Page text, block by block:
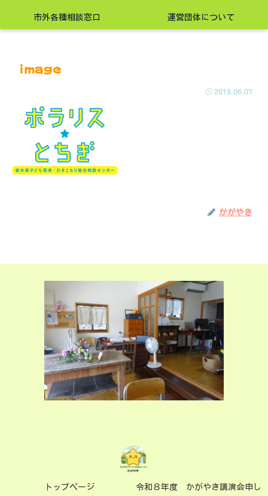
市外各種相談窓口 運営団体について
image
2019.06.07
かがやき
トップページ 令和８年度 かがやき講演会申し